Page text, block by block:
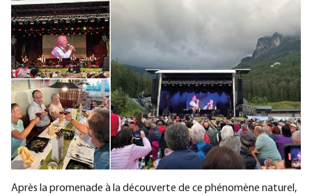
Après la promenade à la découverte de ce phénomène naturel,